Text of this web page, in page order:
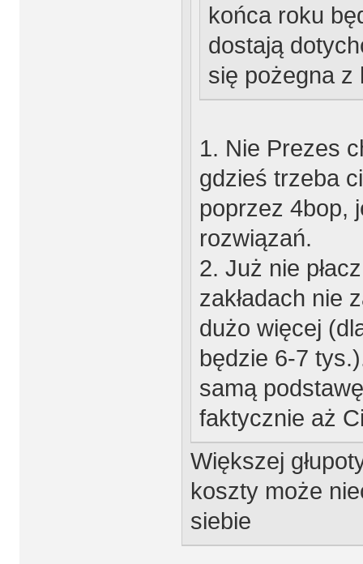
końca roku
dostają
się pożegna z
1. Nie Prezes
gdzieś trzeba
poprzez 4bop,
rozwiązań.
2. Już nie
zakładach nie
dużo więcej
będzie 6-7
samą
faktycznie aż
Większej
koszty może
siebie